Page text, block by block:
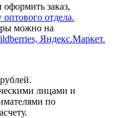
заказ,
отдела.
можно на
Яндекс.Маркет.
лицами и
по